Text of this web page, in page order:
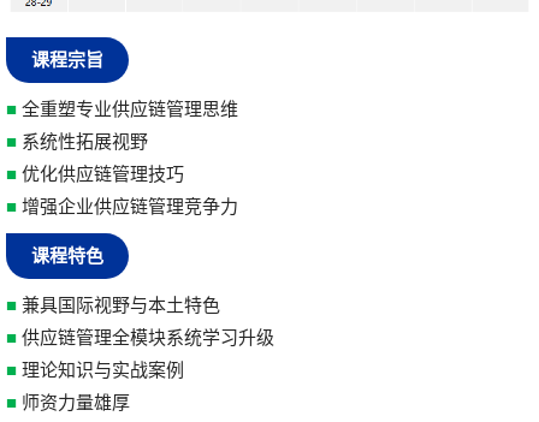
课程宗旨
■ 全重塑专业供应链管理思维
■ 系统性拓展视野
■ 优化供应链管理技巧
■ 增强企业供应链管理竞争力
课程特色
■ 兼具国际视野与本土特色
■ 供应链管理全模块系统学习升级
■ 理论知识与实战案例
■ 师资力量雄厚